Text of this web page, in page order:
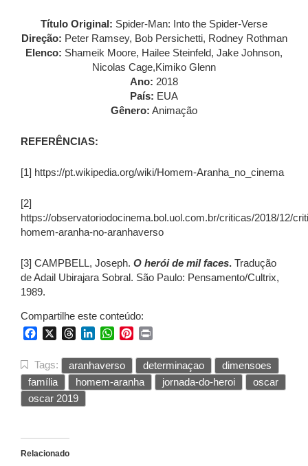
Título Original: Spider-Man: Into the Spider-Verse
Direção: Peter Ramsey, Bob Persichetti, Rodney Rothman
Elenco: Shameik Moore, Hailee Steinfeld, Jake Johnson,
Nicolas Cage,Kimiko Glenn
Ano: 2018
País: EUA
Gênero: Animação
REFERÊNCIAS:
[1] https://pt.wikipedia.org/wiki/Homem-Aranha_no_cinema
[2]
https://observatoriodocinema.bol.uol.com.br/criticas/2018/12/
homem-aranha-no-aranhaverso
[3] CAMPBELL, Joseph. O herói de mil faces. Tradução
de Adail Ubirajara Sobral. São Paulo: Pensamento/Cultrix,
1989.
Compartilhe este conteúdo:
FacebookThreadsLinkedInWhatsApp
Pinterest
Tags: aranhaverso determinaçao
dimensoes
família
homem-aranha jornada-do-heroi
oscar
oscar 2019
Relacionado